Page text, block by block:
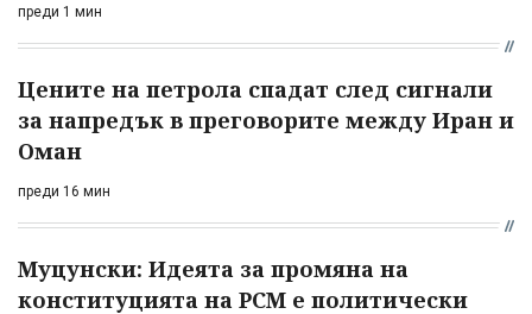
преди 1 мин
Цените на петрола спадат след сигнали
за напредък в преговорите между Иран и
Оман
преди 16 мин
Муцунски: Идеята за промяна на
конституцията на РСМ е политически